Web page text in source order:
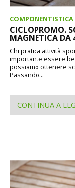
COMPONENTISTICA
CICLOPROMO.
MAGNETICA DA
Chi pratica attività
importante essere
possiamo ottenere
Passando...
CONTINUA A